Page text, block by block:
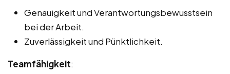
Genauigkeit und Verantwortungsbewusstsein
bei der Arbeit.
Zuverlässigkeit und Pünktlichkeit.
Teamfähigkeit: